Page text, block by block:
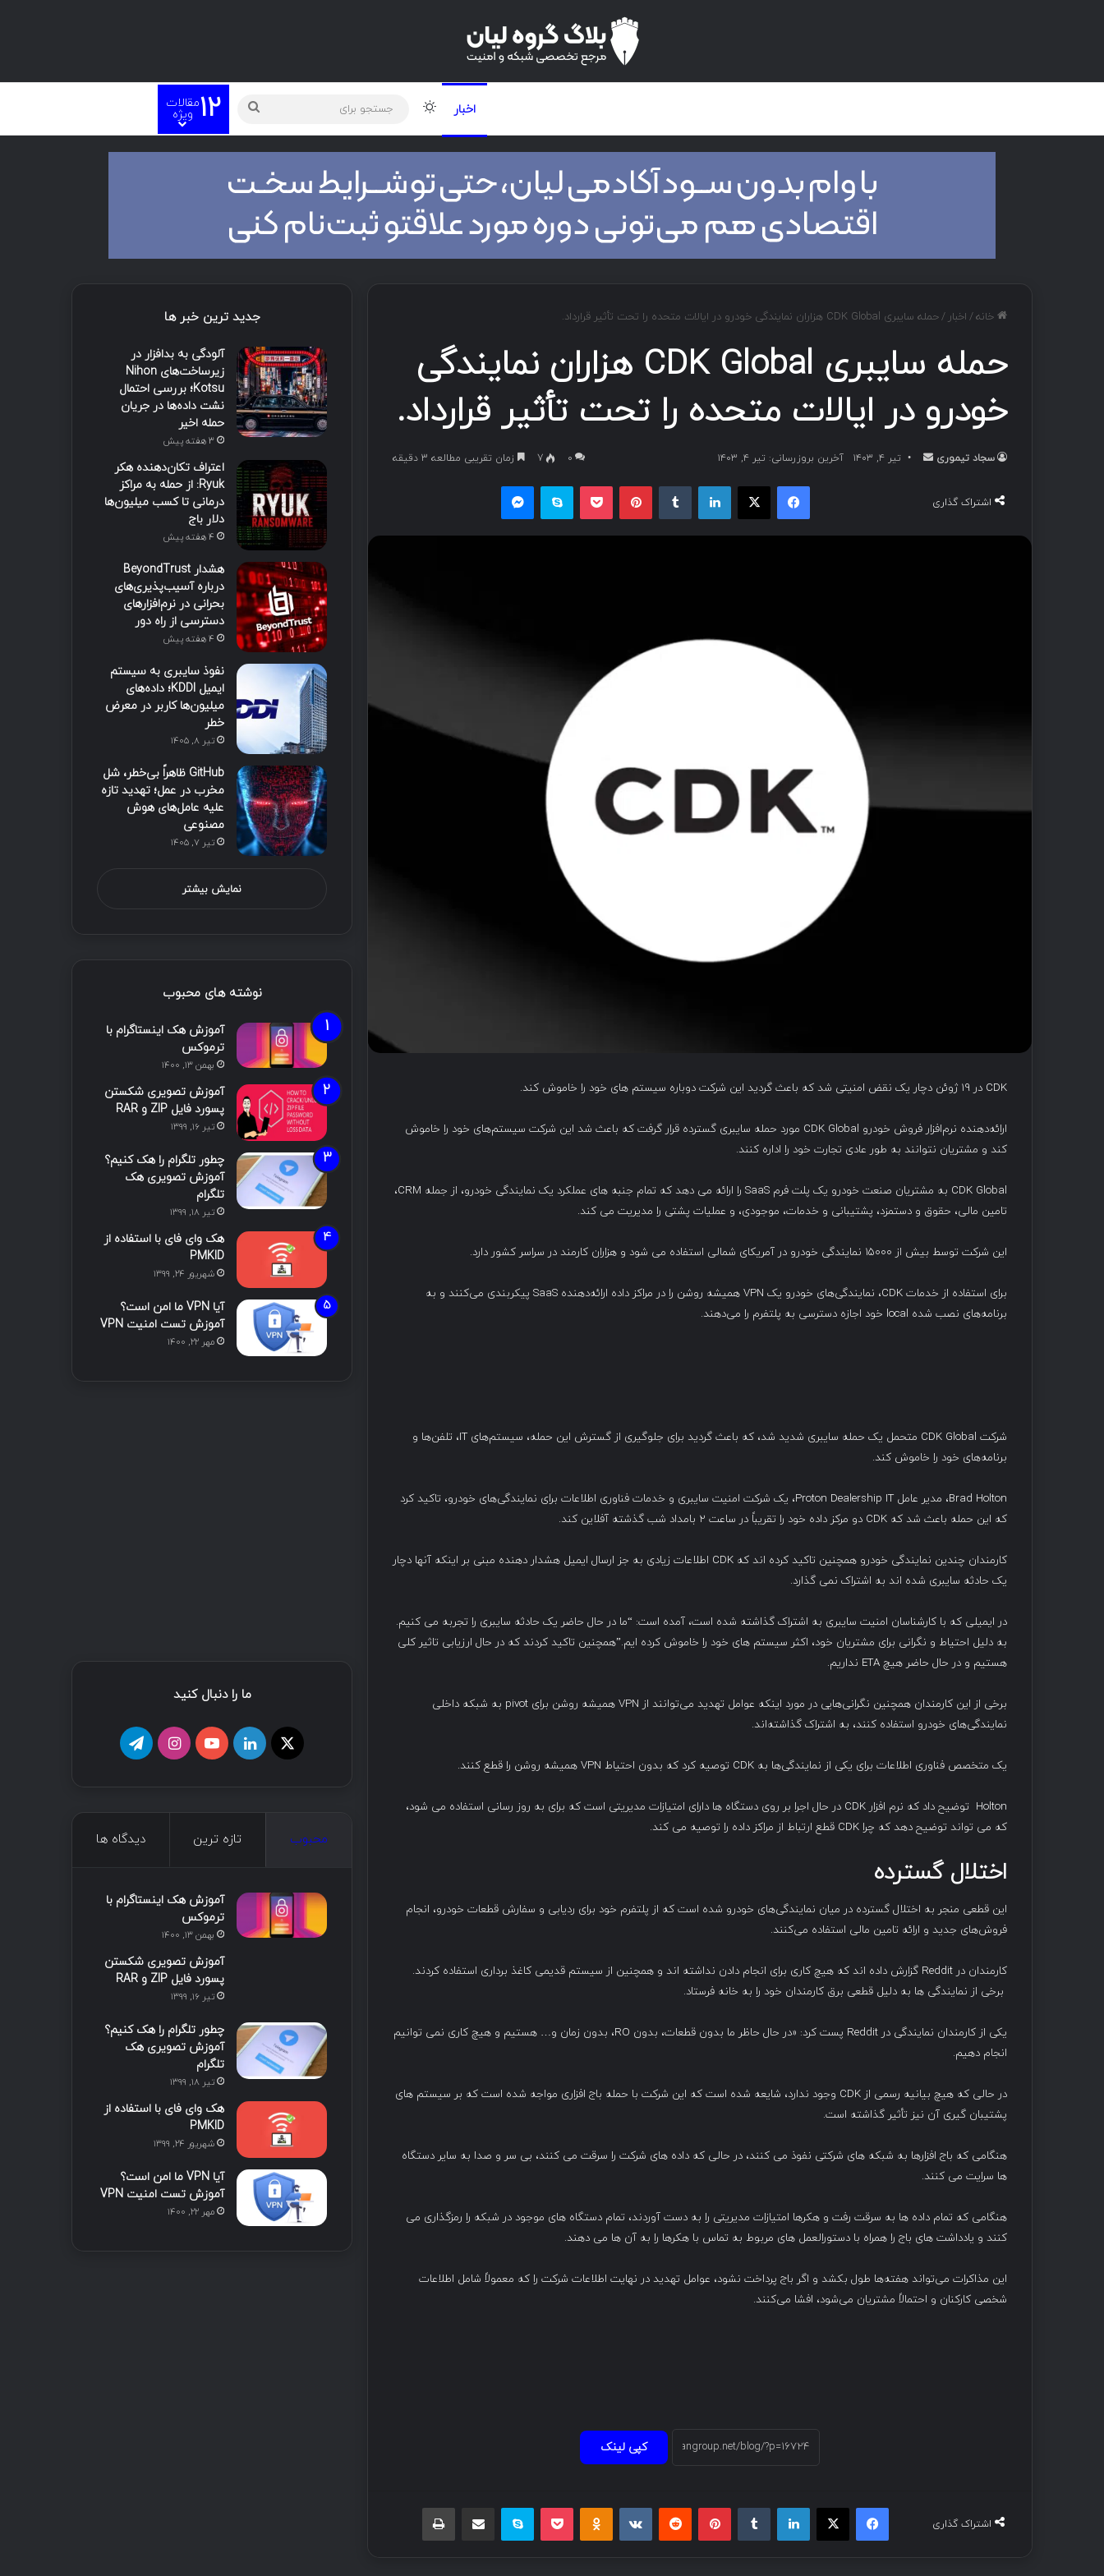
اخبار تغییر پوسته
جستجو
برای
12مقالات
ویژه
خانه/ اخبار /حمله سایبری CDK Global هزاران نمایندگی خودرو در ایالات متحده را تحت تأثیر قرارداد.
حمله سایبری CDK Global هزاران نمایندگی
خودرو در ایالات متحده را تحت تأثیر قرارداد.
سجاد تیموری
ل
تیر ۴, ۱۴۰۳ آخرین بروزرسانی: تیر ۴, ۱۴۰۳ ۰ 7 زمان تقریبی مطالعه 3 دقیقه
اشتراک گذاری
فیسبوک ایکس لینکداین پینتریست پاکت اسکایپ
CDK در ۱۹ ژوئن دچار یک نقض امنیتی شد که باعث گردید این شرکت دوباره سیستم های خود را خاموش کند.
ارائه‌دهنده نرم‌افزار فروش خودرو CDK Global مورد حمله سایبری گسترده قرار گرفت که باعث شد این شرکت سیستم‌های خود را خاموش
کند و مشتریان نتوانند به طور عادی تجارت خود را اداره کنند.
CDK Global به مشتریان صنعت خودرو یک پلت فرم SaaS را ارائه می دهد که تمام جنبه های عملکرد یک نمایندگی خودرو، از جمله CRM،
تامین مالی، حقوق و دستمزد، پشتیبانی و خدمات، موجودی، و عملیات پشتی را مدیریت می کند.
این شرکت توسط بیش از ۱۵۰۰۰ نمایندگی خودرو در آمریکای شمالی استفاده می شود و هزاران کارمند در سراسر کشور دارد.
برای استفاده از خدمات CDK، نمایندگی‌های خودرو یک VPN همیشه روشن را در مراکز داده ارائه‌دهنده SaaS پیکربندی می‌کنند و به
برنامه‌های نصب شده local خود اجازه دسترسی به پلتفرم را می‌دهند.
شرکت CDK Global متحمل یک حمله سایبری شدید شد، که باعث گردید برای جلوگیری از گسترش این حمله، سیستم‌های IT، تلفن‌ها و
برنامه‌های خود را خاموش کند.
Brad Holton، مدیر عامل Proton Dealership IT، یک شرکت امنیت سایبری و خدمات فناوری اطلاعات برای نمایندگی‌های خودرو، تاکید کرد
که این حمله باعث شد که CDK دو مرکز داده خود را تقریباً در ساعت ۲ بامداد شب گذشته آفلاین کند.
کارمندان چندین نمایندگی خودرو همچنین تاکید کرده اند که CDK اطلاعات زیادی به جز ارسال ایمیل هشدار دهنده مبنی بر اینکه آنها دچار
یک حادثه سایبری شده اند به اشتراک نمی گذارد.
در ایمیلی که با کارشناسان امنیت سایبری به اشتراک گذاشته شده است، آمده است: “ما در حال حاضر یک حادثه سایبری را تجربه می کنیم.
به دلیل احتیاط و نگرانی برای مشتریان خود، اکثر سیستم های خود را خاموش کرده ایم.”همچنین تاکید کردند که در حال ارزیابی تاثیر کلی
هستیم و در حال حاضر هیچ ETA نداریم.
برخی از این کارمندان همچنین نگرانی‌هایی در مورد اینکه عوامل تهدید می‌توانند از VPN همیشه روشن برای pivot به شبکه داخلی
نمایندگی‌های خودرو استفاده کنند، به اشتراک گذاشته‌اند.
یک متخصص فناوری اطلاعات برای یکی از نمایندگی‌ها به CDK توصیه کرد که بدون احتیاط VPN همیشه روشن را قطع کنند.
Holton توضیح داد که نرم افزار CDK در حال اجرا بر روی دستگاه ها دارای امتیازات مدیریتی است که برای به روز رسانی استفاده می شود،
که می تواند توضیح دهد که چرا CDK قطع ارتباط از مراکز داده را توصیه می کند.
اختلال گسترده
این قطعی منجر به اختلال گسترده در میان نمایندگی‌های خودرو شده است که از پلتفرم خود برای ردیابی و سفارش قطعات خودرو، انجام
فروش‌های جدید و ارائه تامین مالی استفاده می‌کنند.
کارمندان در Reddit گزارش داده اند که هیچ کاری برای انجام دادن نداشته اند و همچنین از سیستم قدیمی کاغذ برداری استفاده کردند.
برخی از نمایندگی ها به دلیل قطعی برق کارمندان خود را به خانه فرستاد.
یکی از کارمندان نمایندگی در Reddit پست کرد: «در حال حاظر ما بدون قطعات، بدون RO، بدون زمان و… هستیم و هیچ کاری نمی توانیم
انجام دهیم.
در حالی که هیچ بیانیه رسمی از CDK وجود ندارد، شایعه شده است که این شرکت با حمله باج افزاری مواجه شده است که بر سیستم های
پشتیبان گیری آن نیز تأثیر گذاشته است.
هنگامی که باج افزارها به شبکه های شرکتی نفوذ می کنند، در حالی که داده های شرکت را سرقت می کنند، بی سر و صدا به سایر دستگاه
ها سرایت می کنند.
هنگامی که تمام داده ها به سرقت رفت و هکرها امتیازات مدیریتی را به دست آوردند، تمام دستگاه های موجود در شبکه را رمزگذاری می
کنند و یادداشت های باج را همراه با دستورالعمل های مربوط به تماس با هکرها را به آن ها می دهند.
این مذاکرات می‌تواند هفته‌ها طول بکشد و اگر باج پرداخت نشود، عوامل تهدید در نهایت اطلاعات شرکت را که معمولاً شامل اطلاعات
شخصی کارکنان و احتمالاً مشتریان می‌شود، افشا می‌کنند.
کپی لینک
اشتراک گذاری
فیسبوک ایکس لینکداین پینتریست پاکت
جدید ترین خبر ها
آلودگی به بدافزار در
زیرساخت‌های Nihon
Kotsu؛ بررسی احتمال
نشت داده‌ها در جریان
حمله اخیر
3 هفته پیش
اعتراف تکان‌دهنده هکر
Ryuk: از حمله به مراکز
درمانی تا کسب میلیون‌ها
دلار باج
4 هفته پیش
هشدار BeyondTrust
درباره آسیب‌پذیری‌های
بحرانی در نرم‌افزارهای
دسترسی از راه دور
4 هفته پیش
نفوذ سایبری به سیستم
ایمیل KDDI؛ داده‌های
میلیون‌ها کاربر در معرض
خطر
تیر ۸, ۱۴۰۵
GitHub ظاهراً بی‌خطر، شل
مخرب در عمل؛ تهدید تازه
علیه عامل‌های هوش
مصنوعی
تیر ۷, ۱۴۰۵
نمایش بیشتر
نوشته های محبوب
آموزش هک اینستاگرام با
ترموکس
بهمن ۱۳, ۱۴۰۰
آموزش تصویری شکستن
پسورد فایل ZIP و RAR
تیر ۱۶, ۱۳۹۹
چطور تلگرام را هک کنیم؟
آموزش تصویری هک
تلگرام
تیر ۱۸, ۱۳۹۹
هک وای فای با استفاده از
PMKID
شهریور ۲۴, ۱۳۹۹
آیا VPN ما امن است؟
آموزش تست امنیت VPN
مهر ۲۲, ۱۴۰۰
ما را دنبال کنید
ن
ک
ی
ت
ی
ب
ن
ا
گ
ر
م
گ
ر
م
محبوب تازه ترین دیدگاه ها
آموزش هک اینستاگرام با
ترموکس
بهمن ۱۳, ۱۴۰۰
آموزش تصویری شکستن
پسورد فایل ZIP و RAR
تیر ۱۶, ۱۳۹۹
چطور تلگرام را هک کنیم؟
آموزش تصویری هک
تلگرام
تیر ۱۸, ۱۳۹۹
هک وای فای با استفاده از
PMKID
شهریور ۲۴, ۱۳۹۹
آیا VPN ما امن است؟
آموزش تست امنیت VPN
مهر ۲۲, ۱۴۰۰